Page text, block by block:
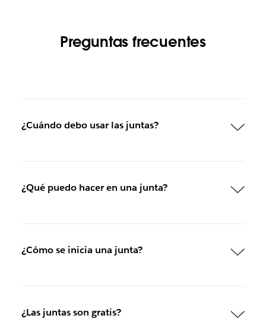
Preguntas frecuentes
¿Cuándo debo usar las juntas?
¿Qué puedo hacer en una junta?
¿Cómo se inicia una junta?
¿Las juntas son gratis?